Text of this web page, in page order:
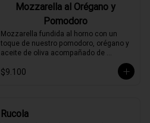
Mozzarella al Orégano y
Pomodoro
Mozzarella fundida al horno con un
toque de nuestro pomodoro, orégano y
aceite de oliva acompañado de
$9.100
Rucola